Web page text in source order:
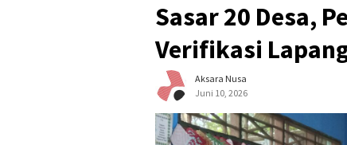
‎Sasar 20 Desa,
Verifikasi
Aksara Nusa
Juni 10, 2026